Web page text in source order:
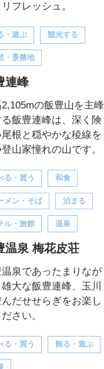
フレッシュ。
・遊ぶ 観光する
・景勝地
連峰
の飯豊山を主峰
る飯豊連峰は、深く険
尾根と穏やかな稜線を
山家憧れの山です。
る・買う 和食
メン・そば 泊まる
ル・旅館 温泉
温泉 梅花皮荘
泉であったまりなが
雄大な飯豊連峰、玉川
だせせらぎをお楽し
さい。
る・買う 観る・遊ぶ